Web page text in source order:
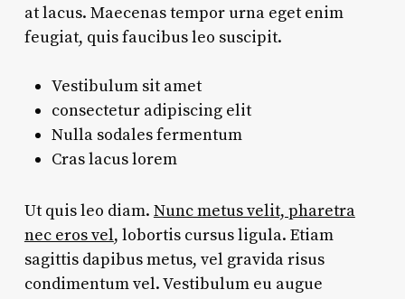
at lacus. Maecenas tempor urna eget enim
feugiat, quis faucibus leo suscipit.
Vestibulum sit amet
consectetur adipiscing elit
Nulla sodales fermentum
Cras lacus lorem
Ut quis leo diam. Nunc metus velit, pharetra
nec eros vel, lobortis cursus ligula. Etiam
sagittis dapibus metus, vel gravida risus
condimentum vel. Vestibulum eu augue